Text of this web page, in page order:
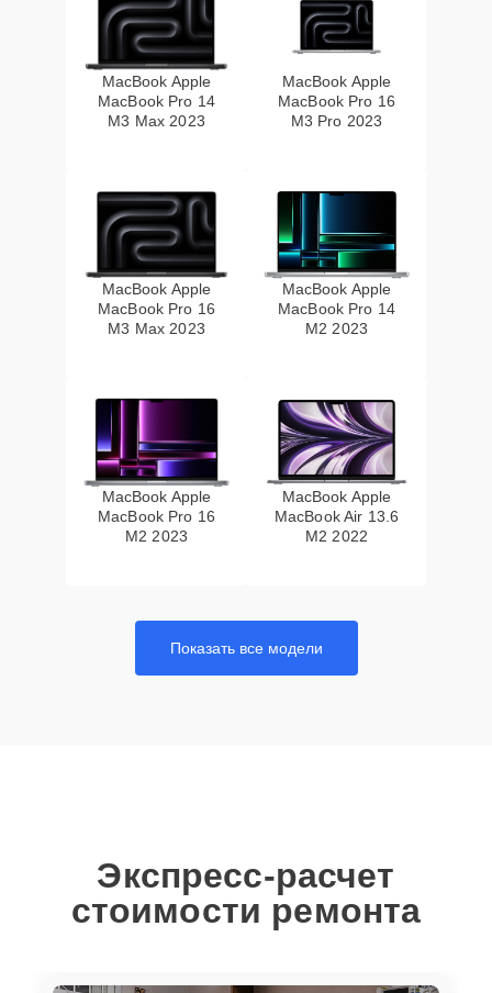
MacBook Apple
MacBook Pro 14
M3 Max 2023
MacBook Apple
MacBook Pro 16
M3 Pro 2023
MacBook Apple
MacBook Pro 16
M3 Max 2023
MacBook Apple
MacBook Pro 14
M2 2023
MacBook Apple
MacBook Pro 16
M2 2023
MacBook Apple
MacBook Air 13.6
M2 2022
Показать все модели
Экспресс-расчет
стоимости ремонта